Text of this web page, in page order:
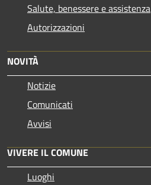
Salute, benessere e assistenza
Autorizzazioni
NOVITÀ
Notizie
Comunicati
Avvisi
VIVERE IL COMUNE
Luoghi